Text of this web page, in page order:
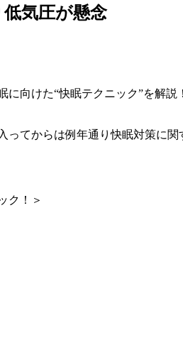
気圧が懸念
てからは例年通り快眠対策に
ク！＞